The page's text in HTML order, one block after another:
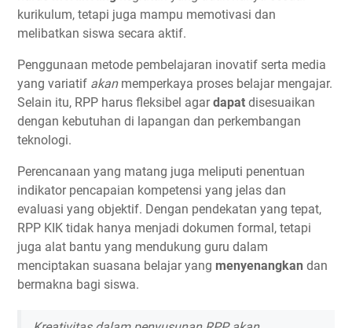
kurikulum, tetapi juga mampu memotivasi dan
melibatkan siswa secara aktif.
Penggunaan metode pembelajaran inovatif serta media
yang variatif akanmemperkaya proses belajar mengajar.
Selain itu, RPP harus fleksibel agardapat disesuaikan
dengan kebutuhan di lapangan dan perkembangan
teknologi.
Perencanaan yang matang juga meliputi penentuan
indikator pencapaian kompetensi yang jelas dan
evaluasi yang objektif. Dengan pendekatan yang tepat,
RPP KIK tidak hanya menjadi dokumen formal, tetapi
juga alat bantu yang mendukung guru dalam
menciptakan suasana belajar yang menyenangkan dan
bermakna bagi siswa.